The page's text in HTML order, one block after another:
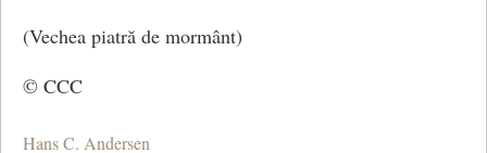
(Vechea piatră de mormânt)
© CCC
Hans C. Andersen